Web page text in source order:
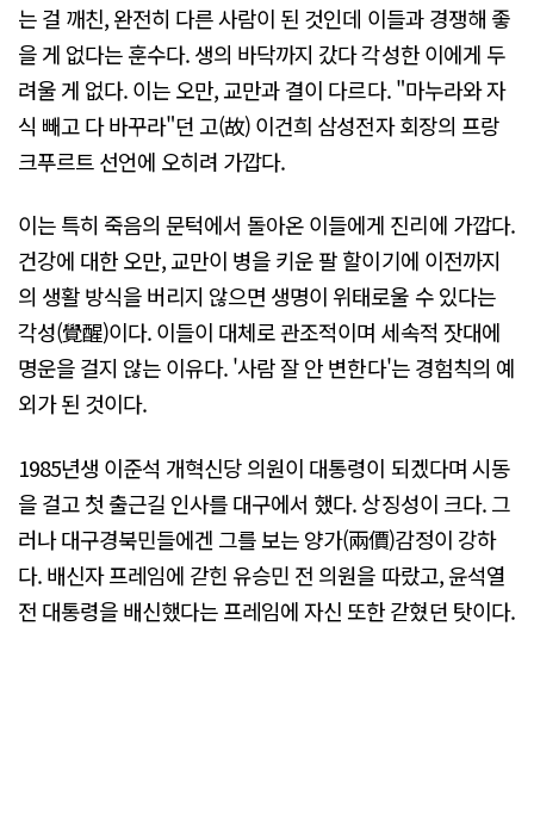
는 걸 깨친, 완전히 다른 사람이 된 것인데 이들과 경쟁해 좋
을 게 없다는 훈수다. 생의 바닥까지 갔다 각성한 이에게 두
려울 게 없다. 이는 오만, 교만과 결이 다르다. "마누라와 자
식 빼고 다 바꾸라"던 고(故) 이건희 삼성전자 회장의 프랑
크푸르트 선언에 오히려 가깝다.
이는 특히 죽음의 문턱에서 돌아온 이들에게 진리에 가깝다.
건강에 대한 오만, 교만이 병을 키운 팔 할이기에 이전까지
의 생활 방식을 버리지 않으면 생명이 위태로울 수 있다는
각성(覺醒)이다. 이들이 대체로 관조적이며 세속적 잣대에
명운을 걸지 않는 이유다. '사람 잘 안 변한다'는 경험칙의 예
외가 된 것이다.
1985년생 이준석 개혁신당 의원이 대통령이 되겠다며 시동
을 걸고 첫 출근길 인사를 대구에서 했다. 상징성이 크다. 그
러나 대구경북민들에겐 그를 보는 양가(兩價)감정이 강하
다. 배신자 프레임에 갇힌 유승민 전 의원을 따랐고, 윤석열
전 대통령을 배신했다는 프레임에 자신 또한 갇혔던 탓이다.